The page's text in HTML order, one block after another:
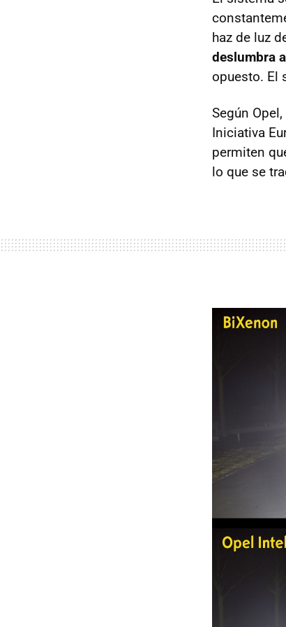
haz de luz
deslumbra
opuesto. El
Según
Iniciativa
permiten
lo que se